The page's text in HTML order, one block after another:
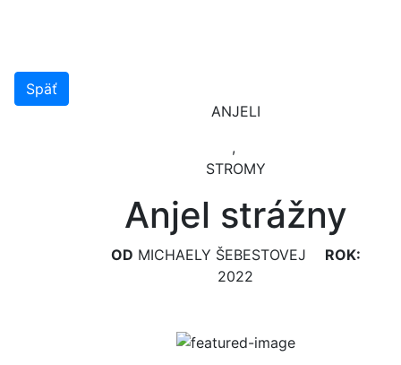
Späť
ANJELI
,
STROMY
Anjel strážny
OD MICHAELY ŠEBESTOVEJ
ROK:
2022